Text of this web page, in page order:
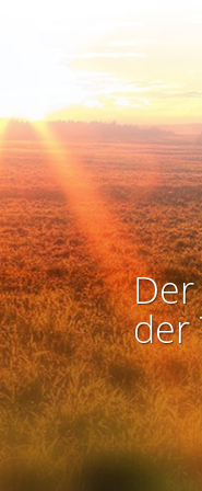
der